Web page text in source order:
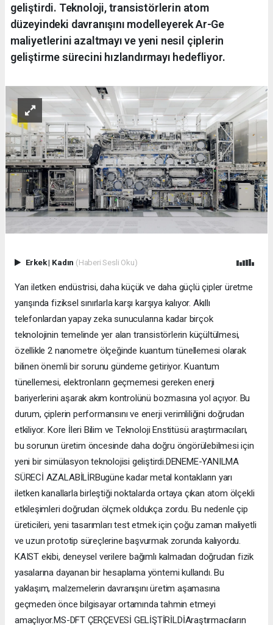
geliştirdi. Teknoloji, transistörlerin atom
düzeyindeki davranışını modelleyerek Ar-Ge
maliyetlerini azaltmayı ve yeni nesil çiplerin
geliştirme sürecini hızlandırmayı hedefliyor.
Erkek| Kadın (Haberi Sesli Oku)
Yarı iletken endüstrisi, daha küçük ve daha güçlü çipler üretme
yarışında fiziksel sınırlarla karşı karşıya kalıyor. Akıllı
telefonlardan yapay zeka sunucularına kadar birçok
teknolojinin temelinde yer alan transistörlerin küçültülmesi,
özellikle 2 nanometre ölçeğinde kuantum tünellemesi olarak
bilinen önemli bir sorunu gündeme getiriyor. Kuantum
tünellemesi, elektronların geçmemesi gereken enerji
bariyerlerini aşarak akım kontrolünü bozmasına yol açıyor. Bu
durum, çiplerin performansını ve enerji verimliliğini doğrudan
etkiliyor. Kore İleri Bilim ve Teknoloji Enstitüsü araştırmacıları,
bu sorunun üretim öncesinde daha doğru öngörülebilmesi için
yeni bir simülasyon teknolojisi geliştirdi.DENEME-YANILMA
SÜRECİ AZALABİLİRBugüne kadar metal kontakların yarı
iletken kanallarla birleştiği noktalarda ortaya çıkan atom ölçekli
etkileşimleri doğrudan ölçmek oldukça zordu. Bu nedenle çip
üreticileri, yeni tasarımları test etmek için çoğu zaman maliyetli
ve uzun prototip süreçlerine başvurmak zorunda kalıyordu.
KAIST ekibi, deneysel verilere bağımlı kalmadan doğrudan fizik
yasalarına dayanan bir hesaplama yöntemi kullandı. Bu
yaklaşım, malzemelerin davranışını üretim aşamasına
geçmeden önce bilgisayar ortamında tahmin etmeyi
amaçlıyor.MS-DFT ÇERÇEVESİ GELİŞTİRİLDİAraştırmacıların